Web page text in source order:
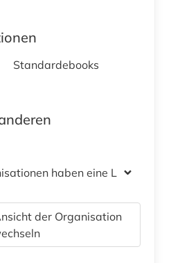
Standardebooks
haben eine Lizenz
der Organisation